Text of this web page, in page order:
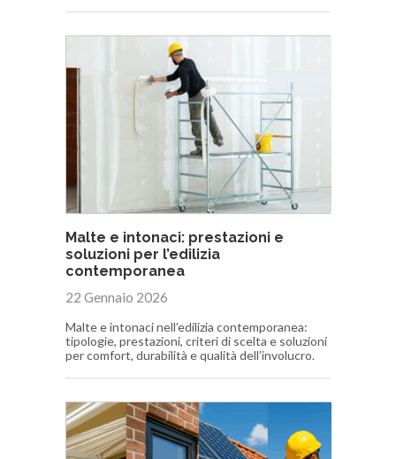
Malte e intonaci: prestazioni e
soluzioni per l’edilizia
contemporanea
22 Gennaio 2026
Malte e intonaci nell’edilizia contemporanea:
tipologie, prestazioni, criteri di scelta e soluzioni
per comfort, durabilità e qualità dell’involucro.